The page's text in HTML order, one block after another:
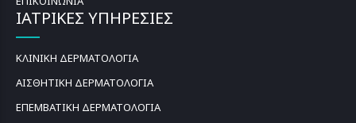
ΙΑΤΡΙΚΕΣ ΥΠΗΡΕΣΙΕΣ
ΚΛΙΝΙΚΗ ΔΕΡΜΑΤΟΛΟΓΙΑ
ΑΙΣΘΗΤΙΚΗ ΔΕΡΜΑΤΟΛΟΓΙΑ
ΕΠΕΜΒΑΤΙΚΗ ΔΕΡΜΑΤΟΛΟΓΙΑ